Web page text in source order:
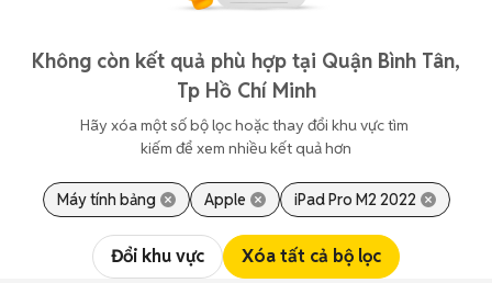
Không còn kết quả phù hợp tại Quận Bình Tân,
Tp Hồ Chí Minh
Hãy xóa một số bộ lọc hoặc thay đổi khu vực tìm
kiếm để xem nhiều kết quả hơn
Máy tính bảng Apple iPad Pro M2 2022
Đổi khu vực Xóa tất cả bộ lọc